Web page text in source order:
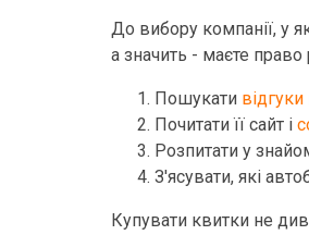
До вибору компанії, у
а значить - маєте
Пошукати відгуки
Почитати її сайт і
Розпитати у
З'ясувати, які
Купувати квитки не